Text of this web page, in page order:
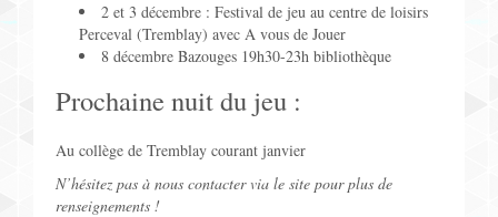
2 et 3 décembre : Festival de jeu au centre de loisirs
Perceval (Tremblay) avec A vous de Jouer
8 décembre Bazouges 19h30-23h bibliothèque
Prochaine nuit du jeu :
Au collège de Tremblay courant janvier
N’hésitez pas à nous contacter via le site pour plus de
renseignements !